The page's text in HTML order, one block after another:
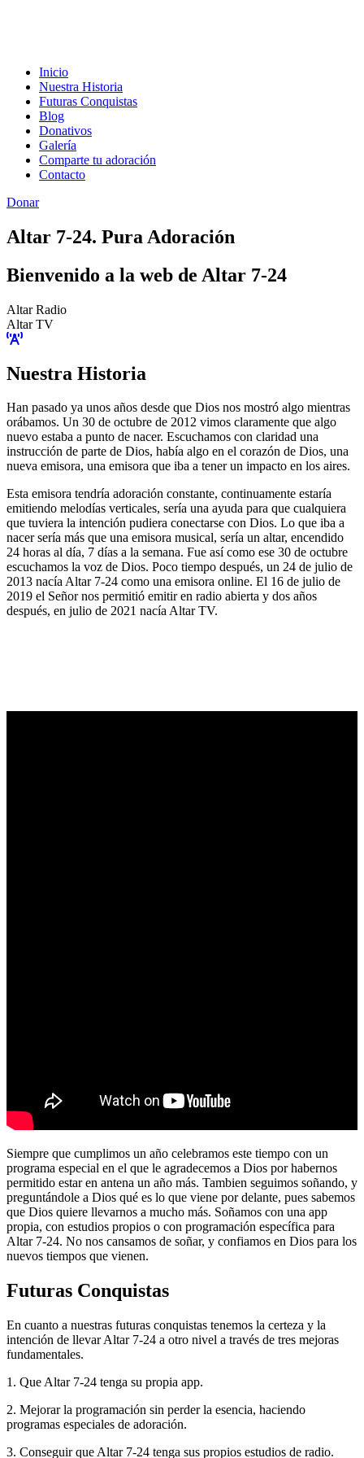
Inicio
Nuestra Historia
Futuras Conquistas
Blog
Donativos
Galería
Comparte tu adoración
Contacto
Donar
Altar 7-24. Pura Adoración
Bienvenido a la web de Altar 7-24
Altar Radio
Altar TV
Nuestra Historia
Han pasado ya unos años desde que Dios nos mostró algo mientras
orábamos. Un 30 de octubre de 2012 vimos claramente que algo
nuevo estaba a punto de nacer. Escuchamos con claridad una
instrucción de parte de Dios, había algo en el corazón de Dios, una
nueva emisora, una emisora que iba a tener un impacto en los aires.
Esta emisora tendría adoración constante, continuamente estaría
emitiendo melodías verticales, sería una ayuda para que cualquiera
que tuviera la intención pudiera conectarse con Dios. Lo que iba a
nacer sería más que una emisora musical, sería un altar, encendido
24 horas al día, 7 días a la semana. Fue así como ese 30 de octubre
escuchamos la voz de Dios. Poco tiempo después, un 24 de julio de
2013 nacía Altar 7-24 como una emisora online. El 16 de julio de
2019 el Señor nos permitió emitir en radio abierta y dos años
después, en julio de 2021 nacía Altar TV.
Siempre que cumplimos un año celebramos este tiempo con un
programa especial en el que le agradecemos a Dios por habernos
permitido estar en antena un año más. Tambien seguimos soñando, y
preguntándole a Dios qué es lo que viene por delante, pues sabemos
que Dios quiere llevarnos a mucho más. Soñamos con una app
propia, con estudios propios o con programación específica para
Altar 7-24. No nos cansamos de soñar, y confiamos en Dios para los
nuevos tiempos que vienen.
Futuras Conquistas
En cuanto a nuestras futuras conquistas tenemos la certeza y la
intención de llevar Altar 7-24 a otro nivel a través de tres mejoras
fundamentales.
1. Que Altar 7-24 tenga su propia app.
2. Mejorar la programación sin perder la esencia, haciendo
programas especiales de adoración.
3. Conseguir que Altar 7-24 tenga sus propios estudios de radio.